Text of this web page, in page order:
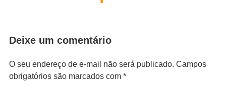
Deixe um comentário
O seu endereço de e-mail não será publicado. Campos
obrigatórios são marcados com *